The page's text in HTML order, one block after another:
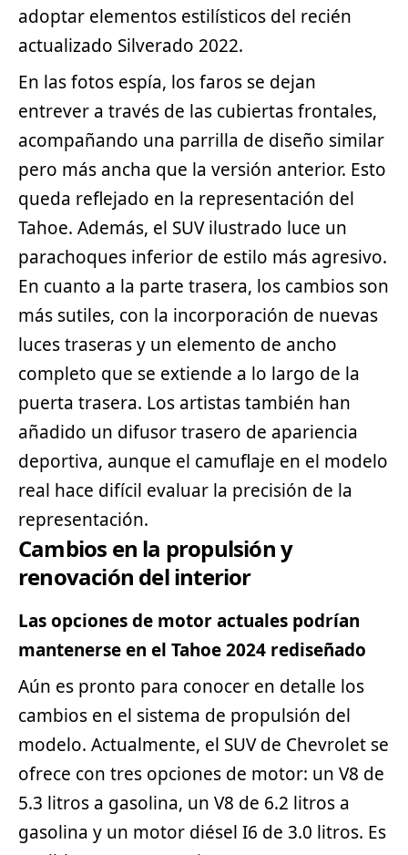
adoptar elementos estilísticos del recién
actualizado Silverado 2022.
En las fotos espía, los faros se dejan
entrever a través de las cubiertas frontales,
acompañando una parrilla de diseño similar
pero más ancha que la versión anterior. Esto
queda reflejado en la representación del
Tahoe. Además, el SUVilustrado luce un
parachoques inferior de estilo más agresivo.
En cuanto a la parte trasera, los cambios son
más sutiles, con la incorporación de nuevas
luces traseras y un elemento de ancho
completo que se extiende a lo largo de la
puerta trasera. Los artistas también han
añadido un difusor trasero de apariencia
deportiva, aunque el camuflaje en el modelo
real hace difícil evaluar la precisión de la
representación.
Cambios en la propulsión y
renovación del interior
Las opciones de motor actuales podrían
mantenerse en el Tahoe 2024 rediseñado
Aún es pronto para conocer en detalle los
cambios en el sistema de propulsión del
modelo. Actualmente, el SUV de Chevrolet se
ofrece con tres opciones de motor: un V8 de
5.3 litros a gasolina, un V8 de 6.2 litros a
gasolina y un motor diésel I6 de 3.0 litros. Es